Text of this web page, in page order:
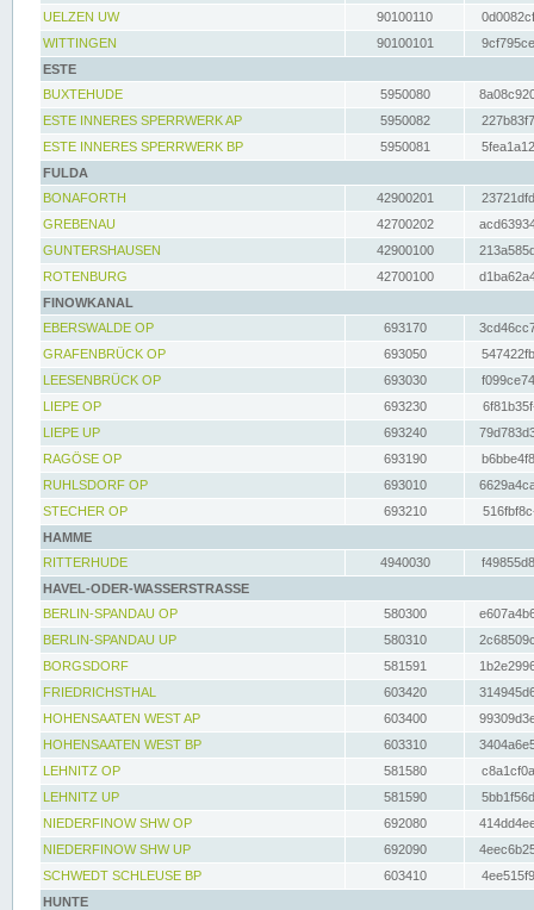
UELZEN UW
90100110
WITTINGEN
90100101
ESTE
BUXTEHUDE
5950080
ESTE INNERES SPERRWERK AP
5950082
ESTE INNERES SPERRWERK BP
5950081
FULDA
BONAFORTH
42900201
GREBENAU
42700202
GUNTERSHAUSEN
42900100
ROTENBURG
42700100
FINOWKANAL
EBERSWALDE OP
693170
GRAFENBRÜCK OP
693050
LEESENBRÜCK OP
693030
LIEPE OP
693230
LIEPE UP
693240
RAGÖSE OP
693190
RUHLSDORF OP
693010
STECHER OP
693210
HAMME
RITTERHUDE
4940030
HAVEL-ODER-WASSERSTRASSE
BERLIN-SPANDAU OP
580300
BERLIN-SPANDAU UP
580310
BORGSDORF
581591
FRIEDRICHSTHAL
603420
HOHENSAATEN WEST AP
603400
HOHENSAATEN WEST BP
603310
LEHNITZ OP
581580
LEHNITZ UP
581590
NIEDERFINOW SHW OP
692080
NIEDERFINOW SHW UP
692090
SCHWEDT SCHLEUSE BP
603410
HUNTE